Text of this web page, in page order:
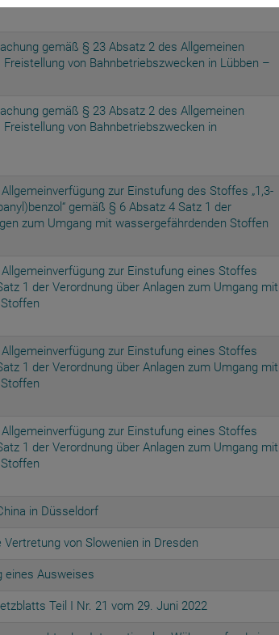
gemäß § 23 Absatz 2 des Allgemeinen
von Bahnbetriebszwecken in Lübben –
gemäß § 23 Absatz 2 des Allgemeinen
von Bahnbetriebszwecken in
zur Einstufung des Stoffes „1,3-
gemäß § 6 Absatz 4 Satz 1 der
zum Umgang mit wassergefährdenden Stoffen
zur Einstufung eines Stoffes
1 der Verordnung über Anlagen zum Umgang mit
zur Einstufung eines Stoffes
1 der Verordnung über Anlagen zum Umgang mit
zur Einstufung eines Stoffes
1 der Verordnung über Anlagen zum Umgang mit
in Düsseldorf
von Slowenien in Dresden
eines Ausweises
Teil I Nr. 21 vom 29. Juni 2022